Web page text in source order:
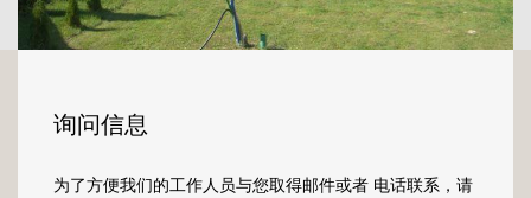
询问信息
为了方便我们的工作人员与您取得邮件或者 电话联系，请